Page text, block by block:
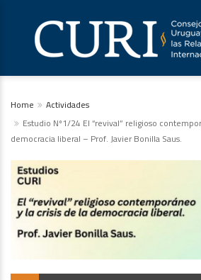
Home
Actividades
Estudio Nº1/24 El “revival” religioso
democracia liberal – Prof. Javier Bonilla Saus.